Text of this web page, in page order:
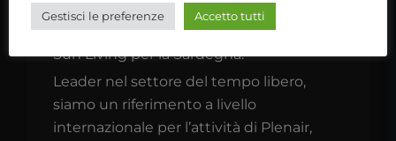
TrapassoAuto è concessionario Adria &
Sun Living per la Sardegna.
Leader nel settore del tempo libero,
siamo un riferimento a livello
internazionale per l’attività di Plenair,
Gestisci le preferenze Accetto tutti